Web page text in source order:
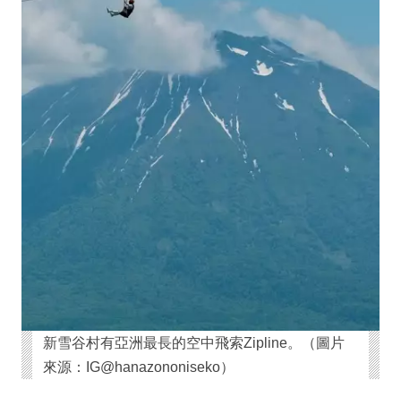
新雪谷村有亞洲最長的空中飛索Zipline。（圖片
來源：IG@hanazononiseko）